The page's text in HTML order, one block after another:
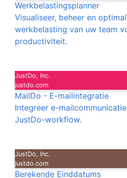
Werkbelastingsplanner
Visualiseer, beheer en
werkbelasting van uw team
productiviteit.
JustDo, Inc.
justdo.com
MailDo - E-mailintegratie
Integreer e-
JustDo-workflow.
JustDo, Inc.
justdo.com
Berekende Einddatums